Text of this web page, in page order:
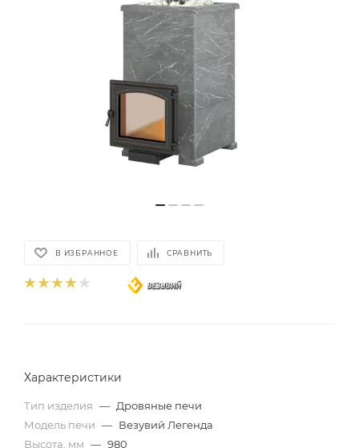
В ИЗБРАННОЕ СРАВНИТЬ
Характеристики
Тип изделия — Дровяные печи
Модель печи — Везувий Легенда
Высота, мм — 980